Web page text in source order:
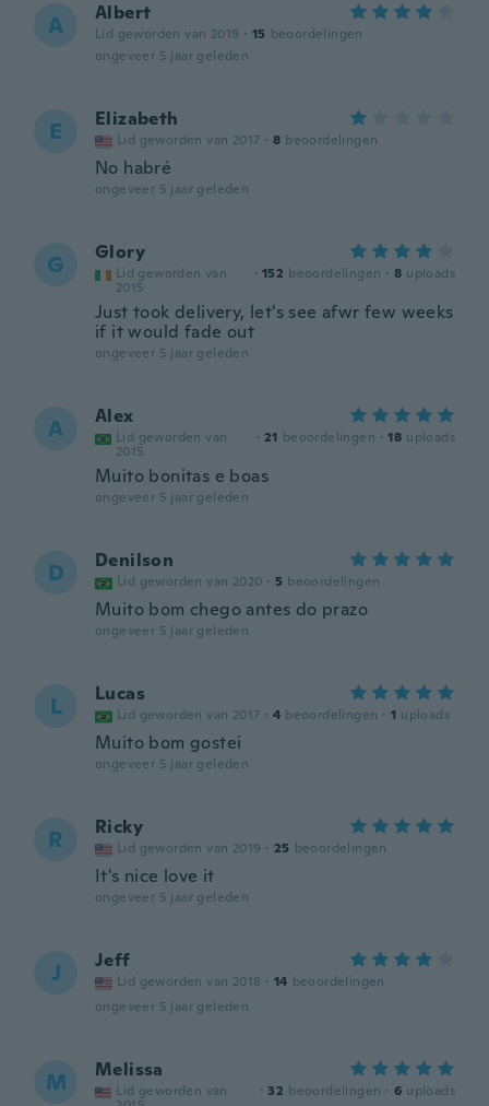
A Albert
Lid geworden van 2019 · 15 beoordelingen
ongeveer 5 jaar geleden
E Elizabeth
Lid geworden van 2017 · 8 beoordelingen
No habré
ongeveer 5 jaar geleden
G Glory
Lid geworden van
2015
· 152 beoordelingen · 8 uploads
Just took delivery, let's see afwr few weeks
if it would fade out
ongeveer 5 jaar geleden
A Alex
Lid geworden van
2015
· 21 beoordelingen · 18 uploads
Muito bonitas e boas
ongeveer 5 jaar geleden
D Denilson
Lid geworden van 2020 · 5 beoordelingen
Muito bom chego antes do prazo
ongeveer 5 jaar geleden
L Lucas
Lid geworden van 2017 · 4 beoordelingen · 1 uploads
Muito bom gostei
ongeveer 5 jaar geleden
R Ricky
Lid geworden van 2019 · 25 beoordelingen
It's nice love it
ongeveer 5 jaar geleden
J Jeff
Lid geworden van 2018 · 14 beoordelingen
ongeveer 5 jaar geleden
M Melissa
Lid geworden van
· 32 beoordelingen · 6 uploads